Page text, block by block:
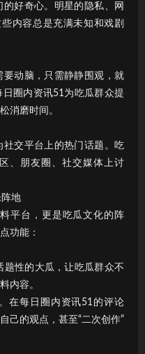
好奇心。明星的隐私、网
内容总是充满未知和戏剧
动脑，只需静静围观，就
圈内资讯51为吃瓜群众提
消磨时间。
交平台上的热门话题。吃
、朋友圈、社交媒体上讨
地
平台，更是吃瓜文化的阵
功能：
性的大瓜，让吃瓜群众不
内容。
在每日圈内资讯51的评论
己的观点，甚至“二次创作”